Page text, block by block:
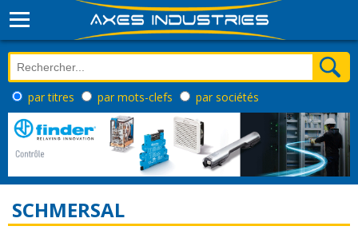
par titres par mots-clefs par sociétés
SCHMERSAL